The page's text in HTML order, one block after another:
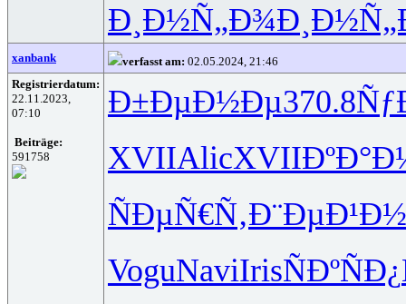
Ð¸Ð½Ñ„Ð¾
xanbank verfasst am: 02.05.2024, 21:46
Registrierdatum:
22.11.2023,
07:10
Beiträge:
591758
Ð±ÐµÐ½Ðµ370.8
XVIIAlicXVII
ÑÐµÑ€Ñ‚Ð¨ÐµÐ¹Ð½
VoguNaviIrisÑÐºÑÐ¿